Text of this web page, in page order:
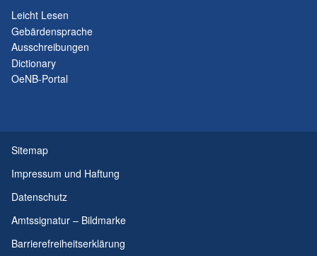
Leicht Lesen
Gebärdensprache
Ausschreibungen
Dictionary
OeNB-Portal
Sitemap
Impressum und Haftung
Datenschutz
Amtssignatur – Bildmarke
Barrierefreiheitserklärung